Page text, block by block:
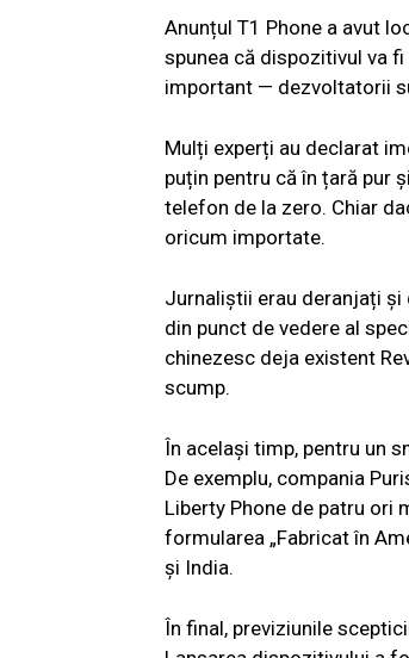
Anunțul T1 Phone a avut
spunea că dispozitivul va
important — dezvoltatorii
Mulți experți au declarat
puțin pentru că în țară pur
telefon de la zero. Chiar
oricum importate.
Jurnaliștii erau deranjați și
din punct de vedere al
chinezesc deja existent
scump.
În același timp, pentru un
De exemplu, compania
Liberty Phone de patru ori
formularea „Fabricat în
și India.
În final, previziunile